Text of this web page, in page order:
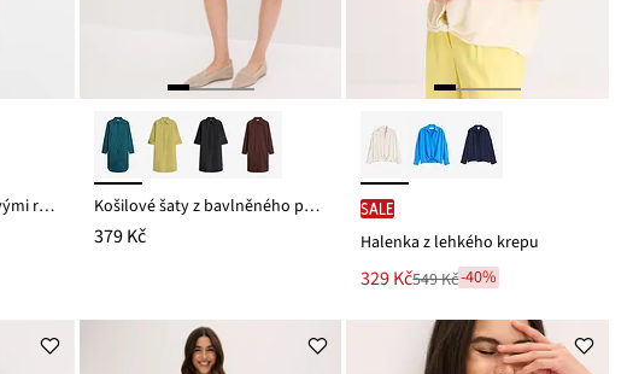
Úpletové šaty se šifónovými rukávy Košilové šaty z bavlněného popelínu
379 Kč
SALE
Halenka z lehkého krepu
Nová
je
329 Kč
Zlevněno549 Kč-40%